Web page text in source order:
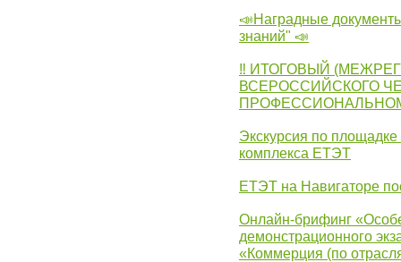
📣Наградные
знаний" 📣
‼ ИТОГОВЫЙ
ВСЕРОССИЙСКОГО
Экскурсия по
комплекса ЕТЭТ
ЕТЭТ на Навигаторе
Онлайн-брифинг
демонстрационного
«Коммерция (по